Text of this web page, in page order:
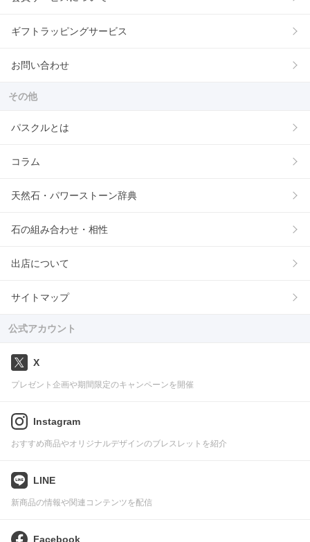
ギフトラッピングサービス
お問い合わせ
その他
パスクルとは
コラム
天然石・パワーストーン辞典
石の組み合わせ・相性
出店について
サイトマップ
公式アカウント
X
プレゼント企画や期間限定のキャンペーンを開催
Instagram
おすすめ商品やオリジナルデザインのブレスレットを紹介
LINE
新商品の情報や関連コンテンツを配信
Facebook